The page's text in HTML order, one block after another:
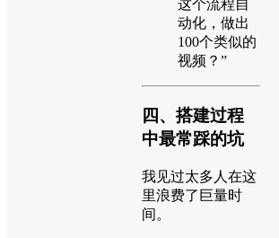
这个流程自
动化，做出
100个类似的
视频？”
四、搭建过程
中最常踩的坑
我见过太多人在这
里浪费了巨量时
间。